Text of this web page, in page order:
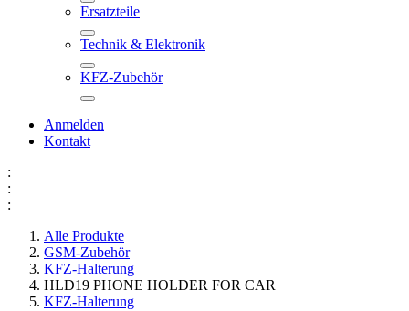
Ersatzteile
Technik & Elektronik
KFZ-Zubehör
Anmelden
Kontakt
:
:
:
Alle Produkte
GSM-Zubehör
KFZ-Halterung
HLD19 PHONE HOLDER FOR CAR
KFZ-Halterung